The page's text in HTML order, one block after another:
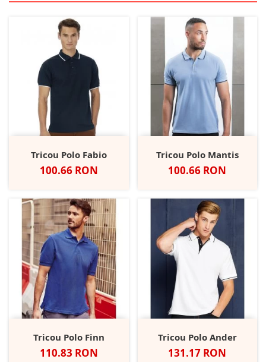
Tricou Polo Fabio
Pret
100.66 RON
Tricou Polo Mantis
Pret
100.66 RON
Tricou Polo Finn
Pret
110.83 RON
Tricou Polo Ander
Pret
131.17 RON